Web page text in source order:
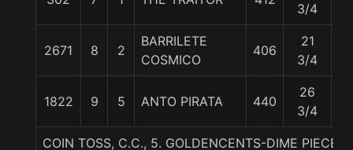
3/4
2671 8 2
BARRILETE
COSMICO
406
21
3/4
1822 9 5 ANTO PIRATA 440
26
3/4
COIN TOSS, C.C., 5. GOLDENCENTS-DIME PIECE-